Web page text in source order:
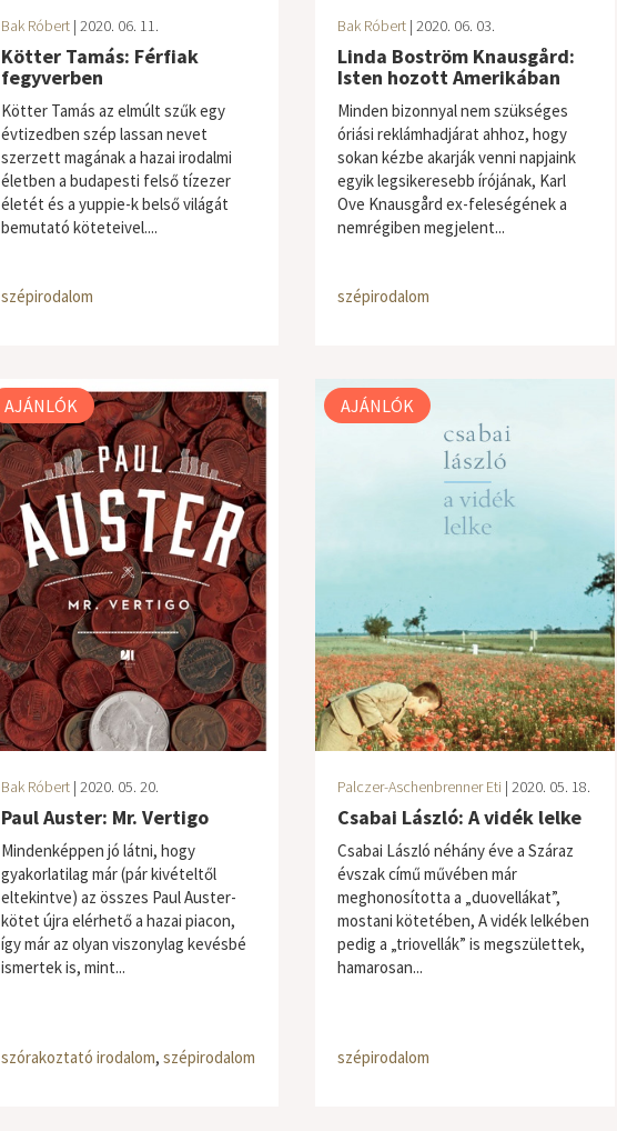
Bak Róbert| 2020. 06. 11.
Kötter Tamás: Férfiak
fegyverben
Kötter Tamás az elmúlt szűk egy
évtizedben szép lassan nevet
szerzett magának a hazai irodalmi
életben a budapesti felső tízezer
életét és a yuppie-k belső világát
bemutató köteteivel....
szépirodalom
Bak Róbert| 2020. 06. 03.
Linda Boström Knausgård:
Isten hozott Amerikában
Minden bizonnyal nem szükséges
óriási reklámhadjárat ahhoz, hogy
sokan kézbe akarják venni napjaink
egyik legsikeresebb írójának, Karl
Ove Knausgård ex-feleségének a
nemrégiben megjelent...
szépirodalom
AJÁNLÓK
Bak Róbert| 2020. 05. 20.
Paul Auster: Mr. Vertigo
Mindenképpen jó látni, hogy
gyakorlatilag már (pár kivételtől
eltekintve) az összes Paul Auster-
kötet újra elérhető a hazai piacon,
így már az olyan viszonylag kevésbé
ismertek is, mint...
szórakoztató irodalom, szépirodalom
AJÁNLÓK
Palczer-Aschenbrenner Eti | 2020. 05. 18.
Csabai László: A vidék lelke
Csabai László néhány éve a Száraz
évszak című művében már
meghonosította a „duovellákat”,
mostani kötetében, A vidék lelkében
pedig a „triovellák” is megszülettek,
hamarosan...
szépirodalom